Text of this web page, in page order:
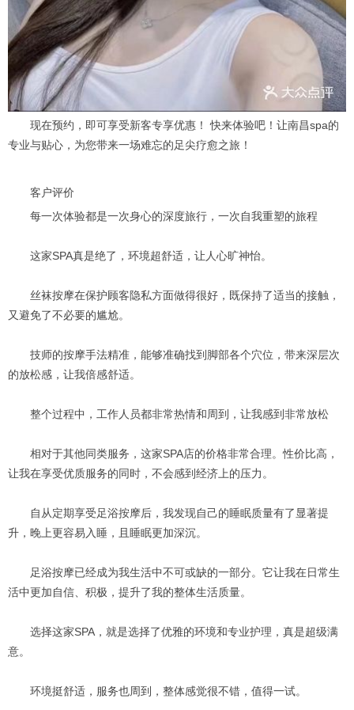
现在预约，即可享受新客专享优惠！ 快来体验吧！让南昌spa的
专业与贴心，为您带来一场难忘的足尖疗愈之旅！
客户评价
每一次体验都是一次身心的深度旅行，一次自我重塑的旅程
这家SPA真是绝了，环境超舒适，让人心旷神怡。
丝袜按摩在保护顾客隐私方面做得很好，既保持了适当的接触，
又避免了不必要的尴尬。
技师的按摩手法精准，能够准确找到脚部各个穴位，带来深层次
的放松感，让我倍感舒适。
整个过程中，工作人员都非常热情和周到，让我感到非常放松
相对于其他同类服务，这家SPA店的价格非常合理。性价比高，
让我在享受优质服务的同时，不会感到经济上的压力。
自从定期享受足浴按摩后，我发现自己的睡眠质量有了显著提
升，晚上更容易入睡，且睡眠更加深沉。
足浴按摩已经成为我生活中不可或缺的一部分。它让我在日常生
活中更加自信、积极，提升了我的整体生活质量。
选择这家SPA，就是选择了优雅的环境和专业护理，真是超级满
意。
环境挺舒适，服务也周到，整体感觉很不错，值得一试。